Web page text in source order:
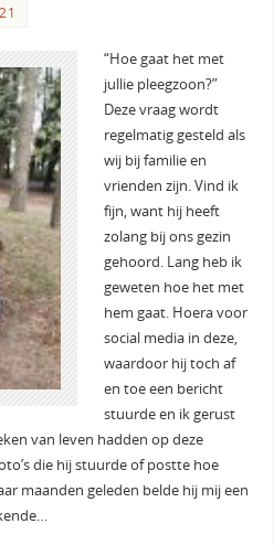
“Hoe gaat het met
jullie pleegzoon?”
Deze vraag wordt
regelmatig gesteld als
wij bij familie en
vrienden zijn. Vind ik
fijn, want hij heeft
zolang bij ons gezin
gehoord. Lang heb ik
geweten hoe het met
hem gaat. Hoera voor
social media in deze,
waardoor hij toch af
en toe een bericht
stuurde en ik gerust
van leven hadden op deze
die hij stuurde of postte hoe
maanden geleden belde hij mij een